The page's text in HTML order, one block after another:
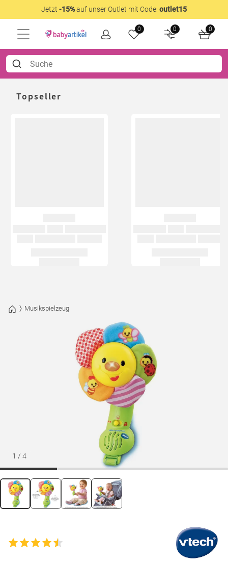
Jetzt -15%auf unser Outlet mit Code: outlet15
0 0 0
Topseller
Musikspielzeug
1 / 4